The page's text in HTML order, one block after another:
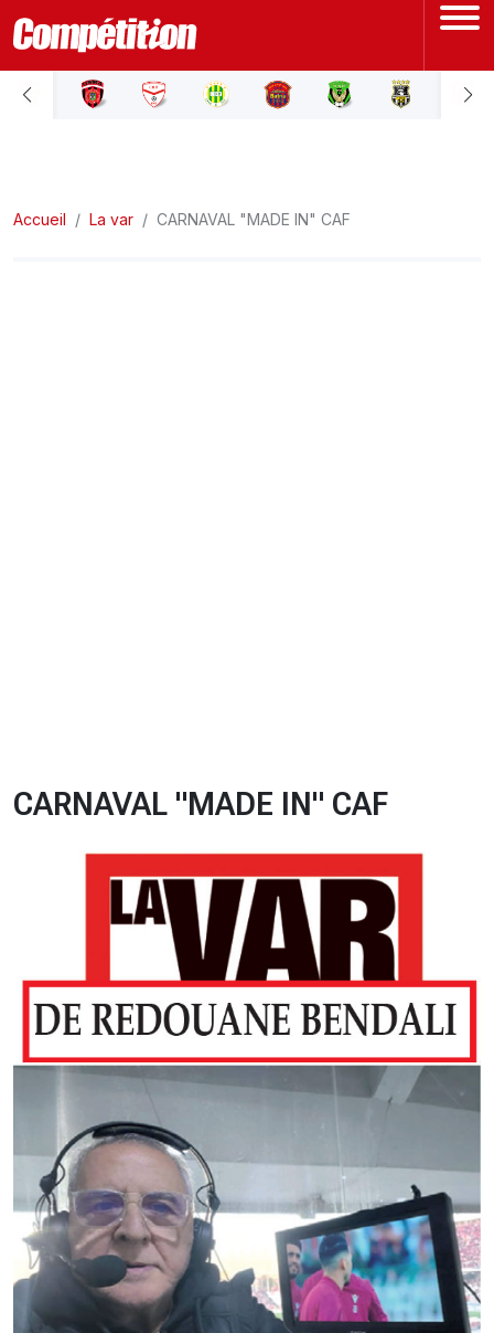
ACCUEIL
LIGUE 2
Accueil La var CARNAVAL "MADE IN" CAF
CARNAVAL "MADE IN" CAF